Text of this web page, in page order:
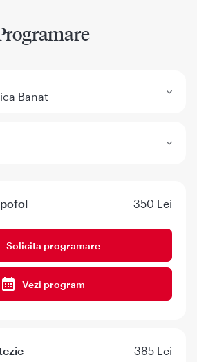
Banat
350 Lei
Solicita programare
Vezi program
385 Lei